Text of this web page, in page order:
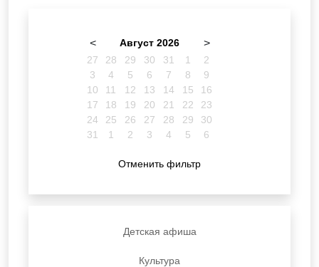
< Август 2026 >
27 28 29 30 31 1
2
3
4 5 6 7 8
9
10
11 12 13 14 15
16
17
18 19 20 21 22
23
24
25 26 27 28 29
30
31
1 2 3 4 5 6
Отменить фильтр
Детская афиша
Культура